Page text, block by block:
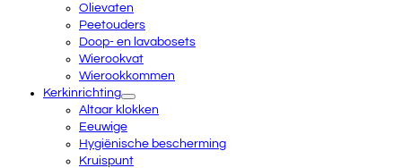
Olievaten
Peetouders
Doop- en lavabosets
Wierookvat
Wierookkommen
Kerkinrichting
Altaar klokken
Eeuwige
Hygiënische bescherming
Kruispunt